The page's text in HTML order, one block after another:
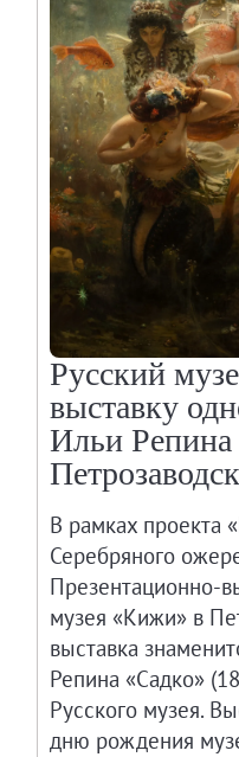
Русский
выставку
Ильи Репина
В рамках
Серебряного
Презентационно-
музея «Кижи» в
выставка
Репина «Садко»
Русского музея.
дню рождения